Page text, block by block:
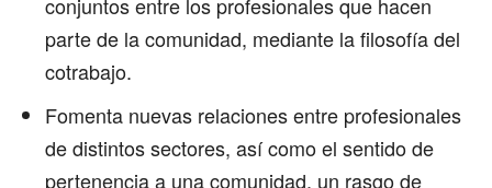
conjuntos entre los profesionales que hacen
parte de la comunidad, mediante la filosofía del
cotrabajo.
Fomenta nuevas relaciones entre profesionales
de distintos sectores, así como el sentido de
pertenencia a una comunidad, un rasgo de